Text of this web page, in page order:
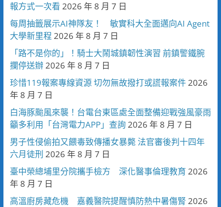
報方式一次看 2026 年 8 月 7 日
每周抽籤展示AI神隊友！ 敏實科大全面邁向AI Agent
大學新里程 2026 年 8 月 7 日
「路不是你的」！騎士大鬧城鎮韌性演習 前鎮警鐵腕
攔停送辦2026 年 8 月 7 日
珍惜119報案專線資源 切勿無故撥打或謊報案件2026
年 8 月 7 日
白海豚颱風來襲！台電台東區處全面整備迎戰強風豪雨
籲多利用「台灣電力APP」查詢 2026 年 8 月 7 日
男子性侵偷拍又餵毒致傳播女暴斃 法官審後判十四年
六月徒刑 2026 年 8 月 7 日
臺中榮總埔里分院攜手檢方 深化醫事倫理教育 2026
年 8 月 7 日
高溫廚房藏危機 嘉義醫院提醒慎防熱中暑傷腎 2026